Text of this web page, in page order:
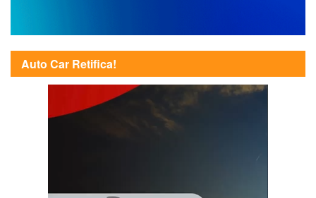
Auto Car Retifica!